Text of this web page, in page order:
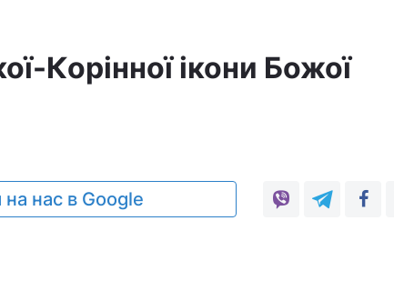
Корінної ікони Божої
на нас в Google